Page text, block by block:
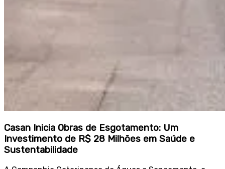
Casan Inicia Obras de Esgotamento: Um
Investimento de R$ 28 Milhões em Saúde e
Sustentabilidade